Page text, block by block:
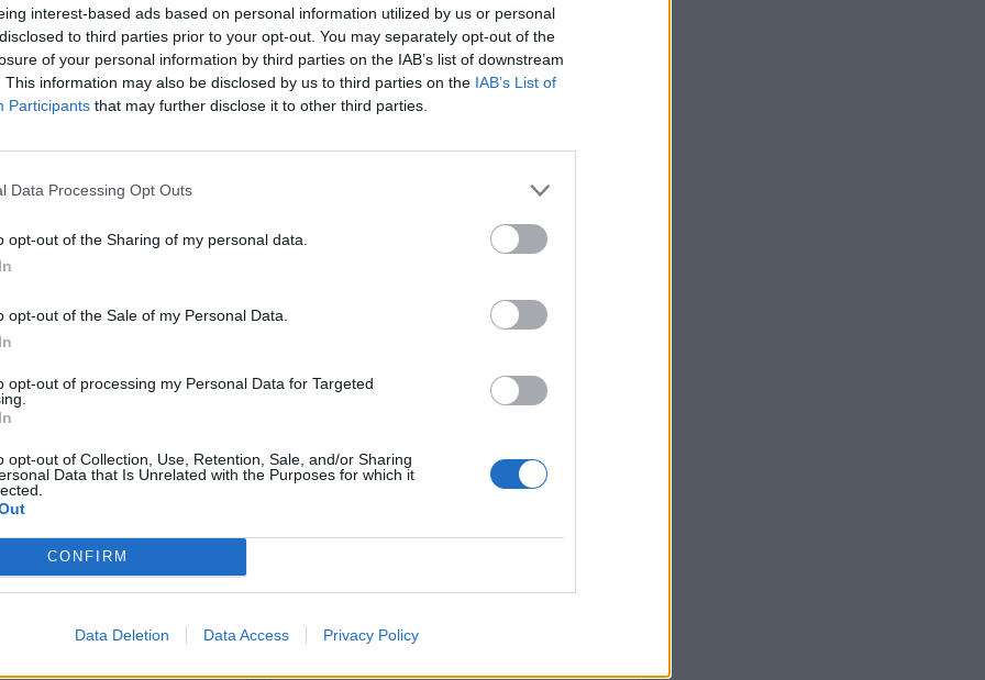
interest-based ads based on personal information utilized by us or personal
to third parties prior to your opt-out. You may separately opt-out of the
of your personal information by third parties on the IAB’s list of downstream
This information may also be disclosed by us to third parties on the IAB’s List of
Participants that may further disclose it to other third parties.
Data Processing Opt Outs
opt-out of the Sharing of my personal data.
opt-out of the Sale of my Personal Data.
opt-out of processing my Personal Data for Targeted
opt-out of Collection, Use, Retention, Sale, and/or Sharing
Data that Is Unrelated with the Purposes for which it
CONFIRM
Data Deletion Data Access Privacy Policy
Ofta handlar det om att
Andra gånger,
Helt fel. Jag undrar
må väl vara dem
ju ingen annan
PRENUMERERA PÅ PARA§RAFS NYHETSBREV
Andreas
Börje
Börje R P Carlsson
Dick Sundevall
Donald Trump Ebba Busch
Grov misshandel
Kriminalvården Kristdemokraterna
Misshandel Moderaterna Mord
Polisen
Poliser Rasism